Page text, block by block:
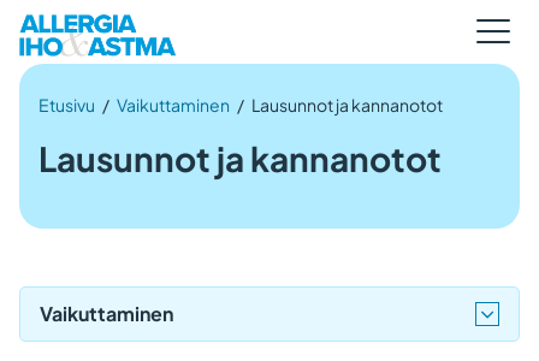
Etusivu / Vaikuttaminen / Lausunnot ja kannanotot
Lausunnot ja kannanotot
Vaikuttaminen